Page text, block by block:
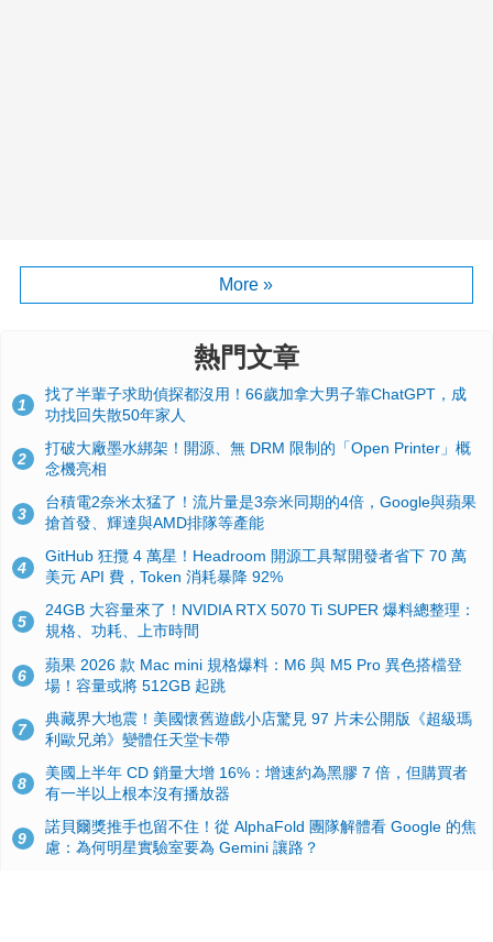
More »
熱門文章
1
找了半輩子求助偵探都沒用！66歲加拿大男子靠ChatGPT，成
功找回失散50年家人
2
打破大廠墨水綁架！開源、無 DRM 限制的「Open Printer」概
念機亮相
3
台積電2奈米太猛了！流片量是3奈米同期的4倍，Google與蘋果
搶首發、輝達與AMD排隊等產能
4
GitHub 狂攬 4 萬星！Headroom 開源工具幫開發者省下 70 萬
美元 API 費，Token 消耗暴降 92%
5
24GB 大容量來了！NVIDIA RTX 5070 Ti SUPER 爆料總整理：
規格、功耗、上市時間
6
蘋果 2026 款 Mac mini 規格爆料：M6 與 M5 Pro 異色搭檔登
場！容量或將 512GB 起跳
7
典藏界大地震！美國懷舊遊戲小店驚見 97 片未公開版《超級瑪
利歐兄弟》變體任天堂卡帶
8
美國上半年 CD 銷量大增 16%：增速約為黑膠 7 倍，但購買者
有一半以上根本沒有播放器
9
諾貝爾獎推手也留不住！從 AlphaFold 團隊解體看 Google 的焦
慮：為何明星實驗室要為 Gemini 讓路？